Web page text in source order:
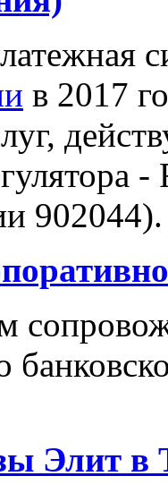
в 2017
902044).
Элит в